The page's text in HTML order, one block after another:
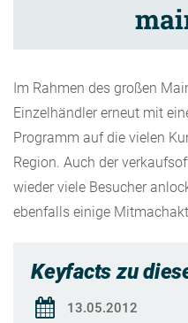
Im Rahmen des großen
Einzelhändler erneut mit
Programm auf die vielen
Region. Auch der
wieder viele Besucher
ebenfalls einige
Keyfacts zu
13.05.2012